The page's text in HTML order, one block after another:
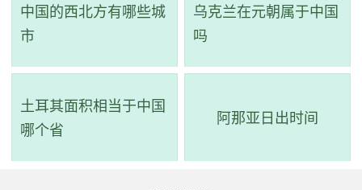
中国的西北方有哪些城
市
乌克兰在元朝属于中国
吗
土耳其面积相当于中国
哪个省
阿那亚日出时间